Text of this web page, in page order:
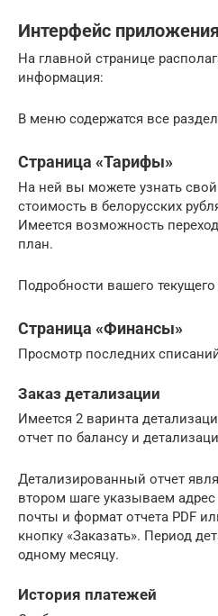
Интерфейс приложения
На главной странице
информация:
В меню содержатся все
Страница «Тарифы»
На ней вы можете узнать
стоимость в белорусских
Имеется возможность
план.
Подробности вашего
Страница «Финансы»
Просмотр последних
Заказ детализации
Имеется 2 варинта
отчет по балансу и
Детализированный отчет
втором шаге указываем
почты и формат отчета PDF
кнопку «Заказать». Период
одному месяцу.
История платежей